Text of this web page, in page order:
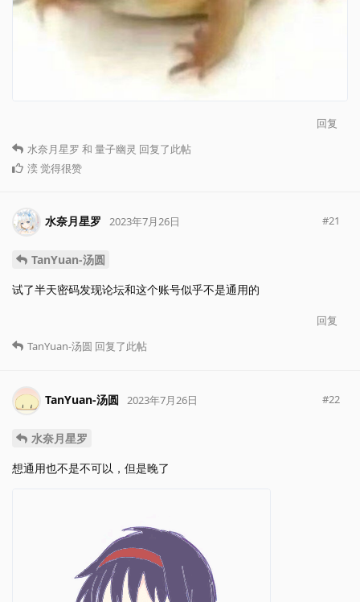
回复
水奈月星罗 和 量子幽灵 回复了此帖
湙觉得很赞
水奈月星罗 2023年7月26日 #21
TanYuan-汤圆
试了半天密码发现论坛和这个账号似乎不是通用的
回复
TanYuan-汤圆 回复了此帖
TanYuan-汤圆 2023年7月26日 #22
水奈月星罗
想通用也不是不可以，但是晚了